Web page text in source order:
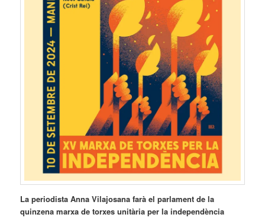
La periodista Anna Vilajosana farà el parlament de la
quinzena marxa de torxes unitària per la independència